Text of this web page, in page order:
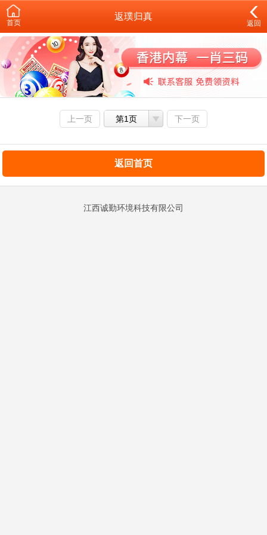
首页
返璞归真
返回
上一页 第1页 下一页
返回首页
江西诚勤环境科技有限公司